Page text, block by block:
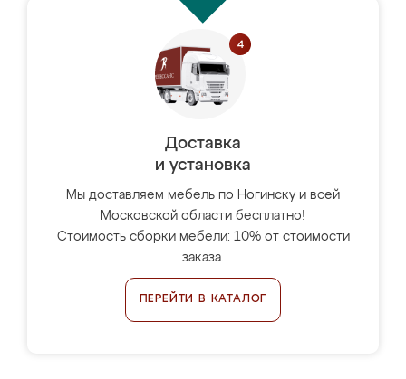
Доставка
и установка
Мы доставляем мебель по Ногинску и всей
Московской области бесплатно!
Стоимость сборки мебели: 10% от стоимости
заказа.
ПЕРЕЙТИ В КАТАЛОГ